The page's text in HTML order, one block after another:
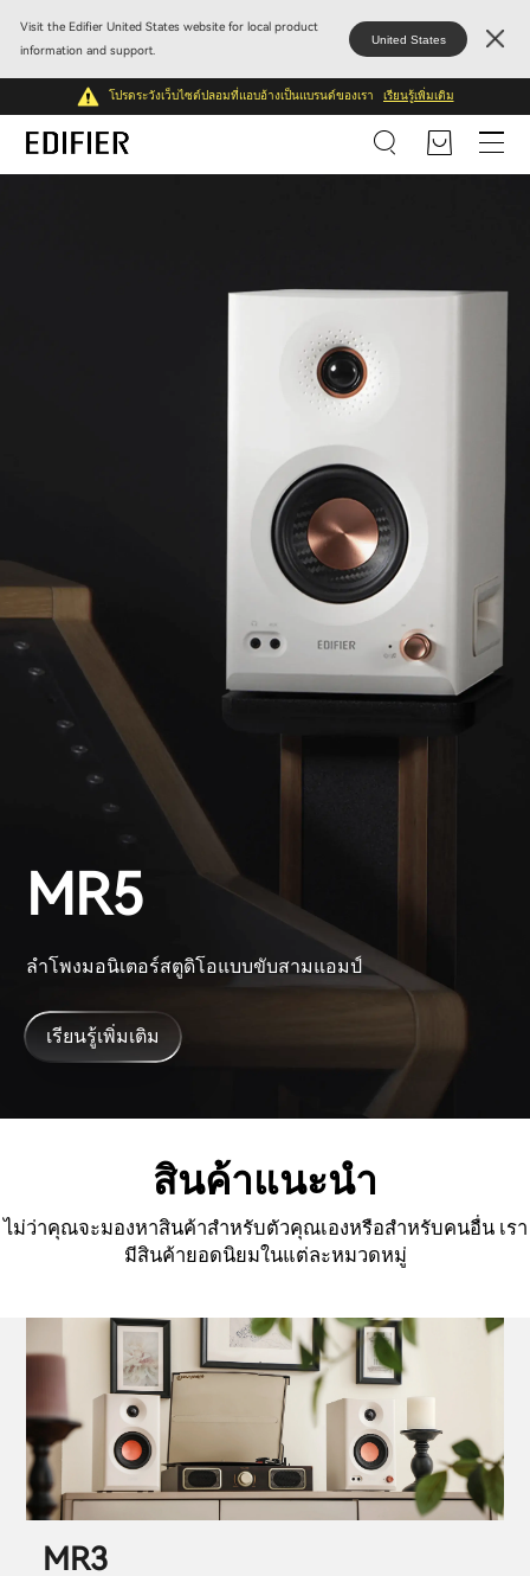
Visit the Edifier United States website for local product
information and support.
United States
โปรดระวังเว็บไซต์ปลอมที่แอบอ้างเป็นแบรนด์ของเรา เรียนรู้เพิ่มเติม
MR5
ลำโพงมอนิเตอร์สตูดิโอแบบขับสามแอมป์
เรียนรู้เพิ่มเติม
สินค้าแนะนำ
ไม่ว่าคุณจะมองหาสินค้าสำหรับตัวคุณเองหรือสำหรับคนอื่น เรา
มีสินค้ายอดนิยมในแต่ละหมวดหมู่
MR3